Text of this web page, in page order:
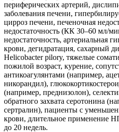
периферических артерий,
заболевания печени,
цирроз печени, печеночная
недостаточность (КК 30–60 мл/
недостаточность, артериальная
крови, дегидратация, сахарный
Helicobacter pilory, тяжелые
пожилой возраст, курение,
антикоагулянтами (например,
никорандил),
(например, преднизолон),
обратного захвата серотонина
сертралин), пациенты с
крови, длительное применение
до 20 недель.